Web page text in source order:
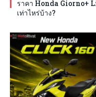
ราคา Honda Giorno+
เท่าไหร่บ้าง?